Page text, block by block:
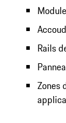
Rails
Zones